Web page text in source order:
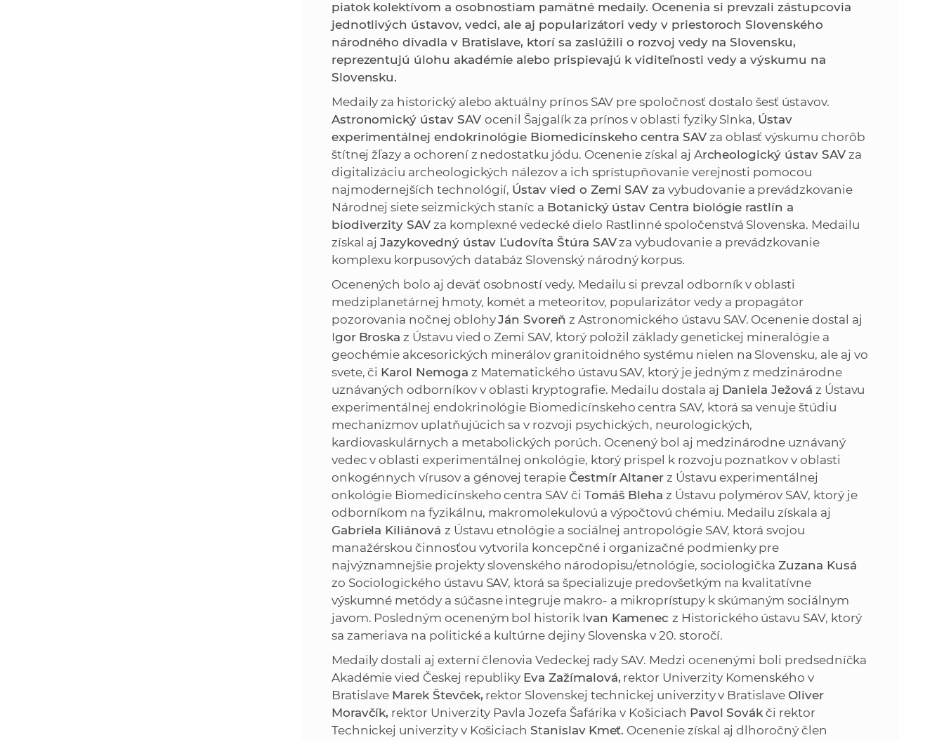
n
k
a
c
h
S
A
piatok kolektívom a osobnostiam pamätné medaily. Ocenenia si prevzali zástupcovia
jednotlivých ústavov, vedci, ale aj popularizátori vedy v priestoroch Slovenského
národného divadla v Bratislave, ktorí sa zaslúžili o rozvoj vedy na Slovensku,
reprezentujú úlohu akadémie alebo prispievajú k viditeľnosti vedy a výskumu na
Slovensku.
Medaily za historický alebo aktuálny prínos SAV pre spoločnosť dostalo šesť ústavov.
Astronomický ústav SAV ocenil Šajgalík za prínos v oblasti fyziky Slnka, Ústav
experimentálnej endokrinológie Biomedicínskeho centra SAVza oblasť výskumu chorôb
štítnej žľazy a ochorení z nedostatku jódu. Ocenenie získal aj Archeologický ústav SAVza
digitalizáciu archeologických nálezov a ich sprístupňovanie verejnosti pomocou
najmodernejších technológií, Ústav vied o Zemi SAV za vybudovanie a prevádzkovanie
Národnej siete seizmických staníc a Botanický ústav Centra biológie rastlín a
biodiverzity SAVza komplexné vedecké dielo Rastlinné spoločenstvá Slovenska. Medailu
získal ajJazykovedný ústav Ľudovíta Štúra SAVza vybudovanie a prevádzkovanie
komplexu korpusových databáz Slovenský národný korpus.
Ocenených bolo aj deväť osobností vedy. Medailu si prevzal odborník v oblasti
medziplanetárnej hmoty, komét a meteoritov, popularizátor vedy a propagátor
pozorovania nočnej oblohyJán Svoreň z Astronomického ústavu SAV. Ocenenie dostal aj
Igor Broska z Ústavu vied o Zemi SAV, ktorý položil základy genetickej mineralógie a
geochémie akcesorických minerálov granitoidného systému nielen na Slovensku, ale aj vo
svete, či Karol Nemoga z Matematického ústavu SAV, ktorý je jedným z medzinárodne
uznávaných odborníkov v oblasti kryptografie. Medailu dostala aj Daniela Ježová z Ústavu
experimentálnej endokrinológie Biomedicínskeho centra SAV, ktorá sa venuje štúdiu
mechanizmov uplatňujúcich sa v rozvoji psychických, neurologických,
kardiovaskulárnych a metabolických porúch. Ocenený bol aj medzinárodne uznávaný
vedec v oblasti experimentálnej onkológie, ktorý prispel k rozvoju poznatkov v oblasti
onkogénnych vírusov a génovej terapie Čestmír Altaner z Ústavu experimentálnej
onkológie Biomedicínskeho centra SAV či Tomáš Bleha z Ústavu polymérov SAV, ktorý je
odborníkom na fyzikálnu, makromolekulovú a výpočtovú chémiu. Medailu získala aj
Gabriela Kiliánová z Ústavu etnológie a sociálnej antropológie SAV, ktorá svojou
manažérskou činnosťou vytvorila koncepčné i organizačné podmienky pre
najvýznamnejšie projekty slovenského národopisu/etnológie, sociologičkaZuzana Kusá
zo Sociologického ústavu SAV, ktorá sa špecializuje predovšetkým na kvalitatívne
výskumné metódy a súčasne integruje makro- a mikroprístupy k skúmaným sociálnym
javom. Posledným oceneným bol historik Ivan Kamenecz Historického ústavu SAV, ktorý
sa zameriava na politické a kultúrne dejiny Slovenska v 20. storočí.
Medaily dostali aj externí členovia Vedeckej rady SAV. Medzi ocenenými boli predsedníčka
Akadémie vied Českej republiky Eva Zažímalová, rektor Univerzity Komenského v
Bratislave Marek Števček, rektor Slovenskej technickej univerzity v Bratislave Oliver
Moravčík, rektor Univerzity Pavla Jozefa Šafárika v Košiciach Pavol Sovák či rektor
Technickej univerzity v Košiciach Stanislav Kmeť. Ocenenie získal aj dlhoročný člen